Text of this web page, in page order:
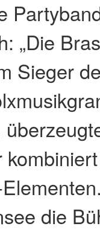
„Die
Sieger
die